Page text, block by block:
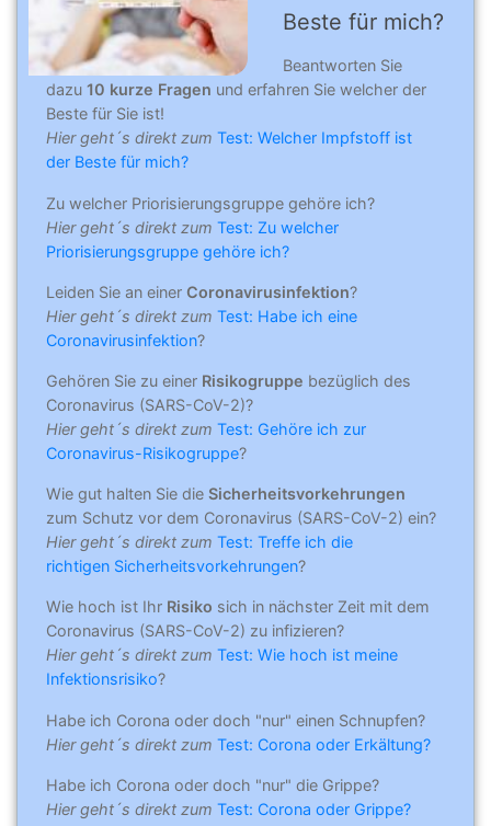
Beste für mich?
Beantworten Sie
dazu 10 kurze Fragen und erfahren Sie welcher der
Beste für Sie ist!
Hier geht´s direkt zum Test: Welcher Impfstoff ist
der Beste für mich?
Zu welcher Priorisierungsgruppe gehöre ich?
Hier geht´s direkt zum Test: Zu welcher
Priorisierungsgruppe gehöre ich?
Leiden Sie an einer Coronavirusinfektion?
Hier geht´s direkt zum Test: Habe ich eine
Coronavirusinfektion?
Gehören Sie zu einer Risikogruppe bezüglich des
Coronavirus (SARS-CoV-2)?
Hier geht´s direkt zum Test: Gehöre ich zur
Coronavirus-Risikogruppe?
Wie gut halten Sie die Sicherheitsvorkehrungen
zum Schutz vor dem Coronavirus (SARS-CoV-2) ein?
Hier geht´s direkt zum Test: Treffe ich die
richtigen Sicherheitsvorkehrungen?
Wie hoch ist Ihr Risiko sich in nächster Zeit mit dem
Coronavirus (SARS-CoV-2) zu infizieren?
Hier geht´s direkt zum Test: Wie hoch ist meine
Infektionsrisiko?
Habe ich Corona oder doch "nur" einen Schnupfen?
Hier geht´s direkt zum Test: Corona oder Erkältung?
Habe ich Corona oder doch "nur" die Grippe?
Hier geht´s direkt zum Test: Corona oder Grippe?